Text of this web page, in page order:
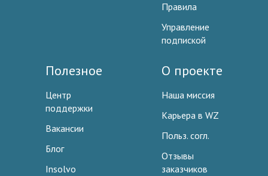
Правила
Управление
подпиской
Полезное
Центр
поддержки
Вакансии
Блог
Insolvo
О проекте
Наша миссия
Карьера в WZ
Польз. согл.
Отзывы
заказчиков